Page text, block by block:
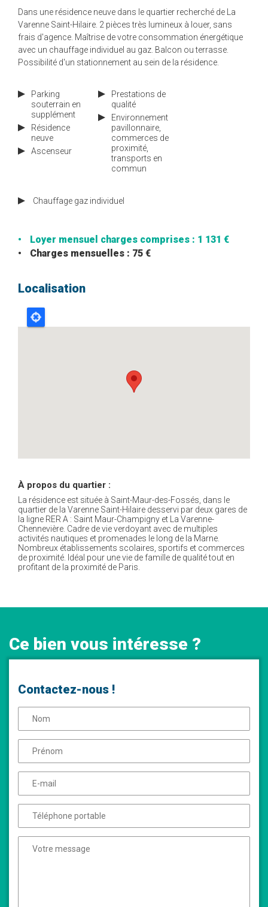
Dans une résidence neuve dans le quartier recherché de La
Varenne Saint-Hilaire. 2 pièces très lumineux à louer, sans
frais d'agence. Maîtrise de votre consommation énergétique
avec un chauffage individuel au gaz. Balcon ou terrasse.
Possibilité d'un stationnement au sein de la résidence.
Parking
souterrain en
supplément
Résidence
neuve
Ascenseur
Prestations de
qualité
Environnement
pavillonnaire,
commerces de
proximité,
transports en
commun
Chauffage gaz individuel
Loyer mensuel charges comprises : 1 131 €
Charges mensuelles : 75 €
Localisation
À propos du quartier :
La résidence est située à Saint-Maur-des-Fossés, dans le
quartier de la Varenne Saint-Hilaire desservi par deux gares de
la ligne RER A : Saint Maur-Champigny et La Varenne-
Chennevière. Cadre de vie verdoyant avec de multiples
activités nautiques et promenades le long de la Marne.
Nombreux établissements scolaires, sportifs et commerces
de proximité. Idéal pour une vie de famille de qualité tout en
profitant de la proximité de Paris.
Ce bien vous intéresse ?
Contactez-nous !